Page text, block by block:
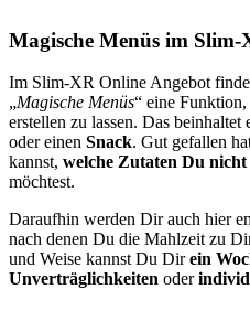
Magische Menüs im
Im Slim-XR Online Angebot
„Magische Menüs“ eine
erstellen zu lassen. Das beinhaltet
oder einen Snack. Gut gefallen
kannst, welche Zutaten Du nicht
möchtest.
Daraufhin werden Dir auch hier
nach denen Du die Mahlzeit zu
und Weise kannst Du Direin
Unverträglichkeiten oder